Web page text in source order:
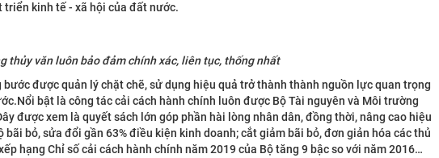
triển kinh tế - xã hội của đất nước.
thủy văn luôn bảo đảm chính xác, liên tục, thống nhất
được quản lý chặt chẽ, sử dụng hiệu quả trở thành thành nguồn lực quan trọng
bật là công tác cải cách hành chính luôn được Bộ Tài nguyên và Môi trường
được xem là quyết sách lớn góp phần hài lòng nhân dân, đồng thời, nâng cao hiệu
bỏ, sửa đổi gần 63% điều kiện kinh doanh; cắt giảm bãi bỏ, đơn giản hóa các thủ
hạng Chỉ số cải cách hành chính năm 2019 của Bộ tăng 9 bậc so với năm 2016…
MÔI TRƯỜNG
Xem thêm
HỢP TÁC QUỐC TẾ
Xem thêm